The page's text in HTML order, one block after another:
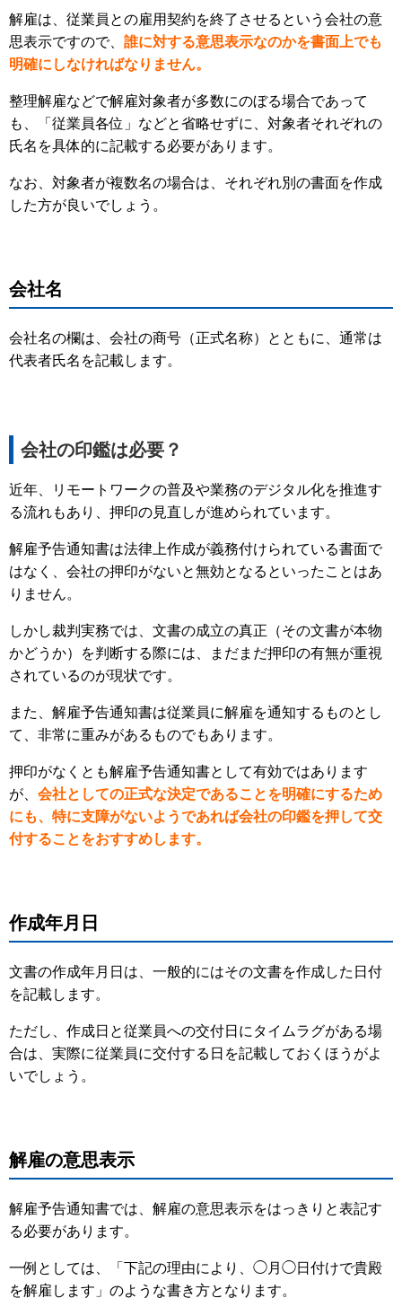
解雇は、従業員との雇用契約を終了させるという会社の意
思表示ですので、 誰に対する意思表示なのかを書面上でも
明確にしなければなりません。
整理解雇などで解雇対象者が多数にのぼる場合であって
も、「従業員各位」などと省略せずに、対象者それぞれの
氏名を具体的に記載する必要があります。
なお、対象者が複数名の場合は、それぞれ別の書面を作成
した方が良いでしょう。
会社名
会社名の欄は、会社の商号（正式名称）とともに、通常は
代表者氏名を記載します。
会社の印鑑は必要？
近年、リモートワークの普及や業務のデジタル化を推進す
る流れもあり、押印の見直しが進められています。
解雇予告通知書は法律上作成が義務付けられている書面で
はなく、会社の押印がないと無効となるといったことはあ
りません。
しかし裁判実務では、文書の成立の真正（その文書が本物
かどうか）を判断する際には、まだまだ押印の有無が重視
されているのが現状です。
また、解雇予告通知書は従業員に解雇を通知するものとし
て、非常に重みがあるものでもあります。
押印がなくとも解雇予告通知書として有効ではあります
が、 会社としての正式な決定であることを明確にするため
にも、特に支障がないようであれば会社の印鑑を押して交
付することをおすすめします。
作成年月日
文書の作成年月日は、一般的にはその文書を作成した日付
を記載します。
ただし、作成日と従業員への交付日にタイムラグがある場
合は、実際に従業員に交付する日を記載しておくほうがよ
いでしょう。
解雇の意思表示
解雇予告通知書では、解雇の意思表示をはっきりと表記す
る必要があります。
一例としては、「下記の理由により、◯月◯日付けで貴殿
を解雇します」のような書き方となります。